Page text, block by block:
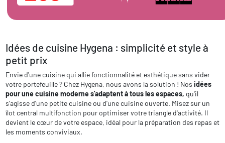
Idées de cuisine Hygena : simplicité et style à
petit prix
Envie d'une cuisine qui allie fonctionnalité et esthétique sans vider
votre portefeuille ? Chez Hygena, nous avons la solution ! Nos idées
pour une cuisine moderne s'adaptent à tous les espaces, qu'il
s'agisse d'une petite cuisine ou d'une cuisine ouverte. Misez sur un
îlot central multifonction pour optimiser votre triangle d'activité. Il
devient le cœur de votre espace, idéal pour la préparation des repas et
les moments conviviaux.